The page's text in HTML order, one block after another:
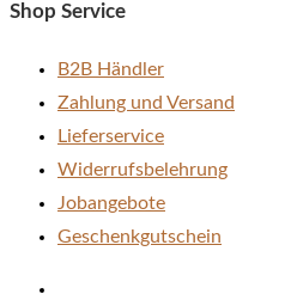
Shop Service
B2B Händler
Zahlung und Versand
Lieferservice
Widerrufsbelehrung
Jobangebote
Geschenkgutschein